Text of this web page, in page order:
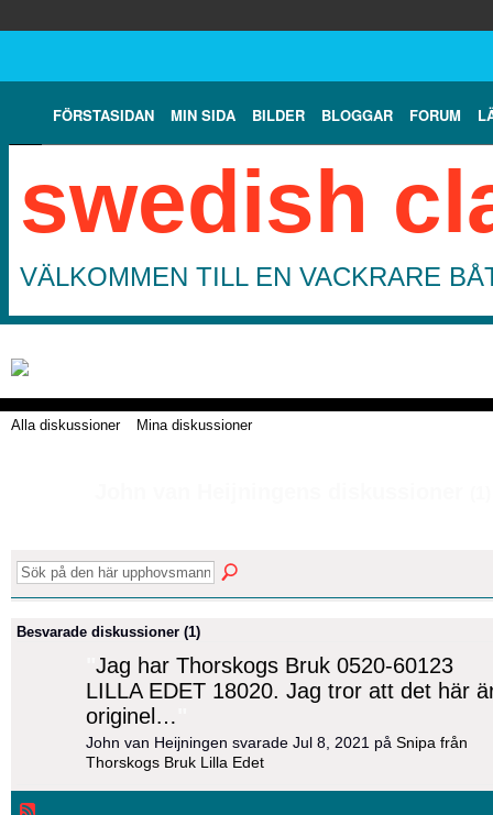
FÖRSTASIDAN MIN SIDA BILDER BLOGGAR FORUM
swedish
VÄLKOMMEN TILL EN VACKRARE
Alla diskussioner Mina diskussioner
Besvarade diskussioner (1)
Jag har Thorskogs Bruk 0520-60123
LILLA EDET 18020. Jag tror att det här
originel…
John van Heijningen svarade Jul 8, 2021 på Snipa från
Thorskogs Bruk Lilla Edet